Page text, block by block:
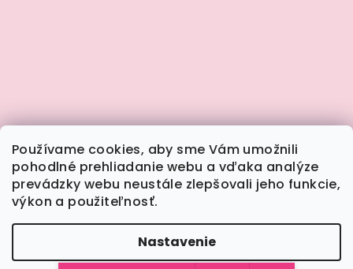
Používame cookies, aby sme Vám umožnili
pohodlné prehliadanie webu a vďaka analýze
prevádzky webu neustále zlepšovali jeho funkcie,
výkon a použiteľnosť.
Nastavenie
Sledovať na Instagrame